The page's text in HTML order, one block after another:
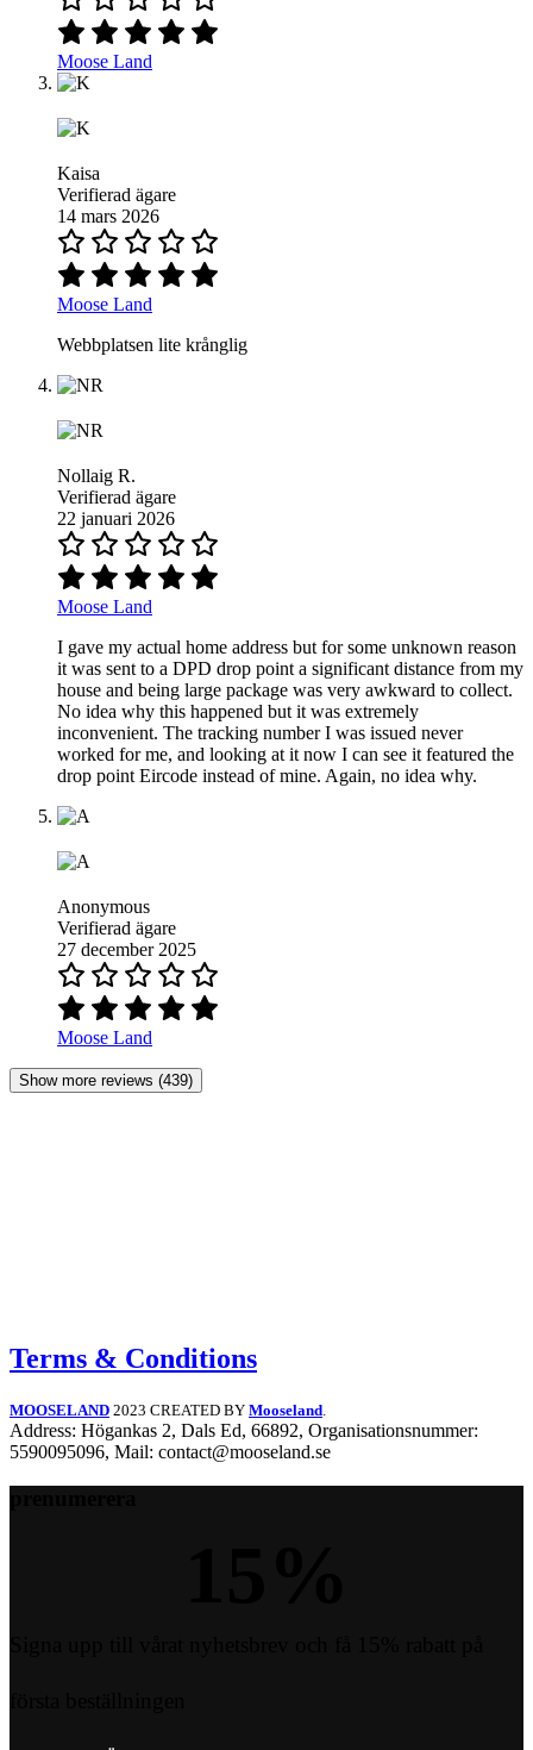
Moose Land
Kaisa
Verifierad ägare
14 mars 2026
Moose Land
Webbplatsen lite krånglig
Nollaig R.
Verifierad ägare
22 januari 2026
Moose Land
I gave my actual home address but for some unknown reason
it was sent to a DPD drop point a significant distance from my
house and being large package was very awkward to collect.
No idea why this happened but it was extremely
inconvenient. The tracking number I was issued never
worked for me, and looking at it now I can see it featured the
drop point Eircode instead of mine. Again, no idea why.
Anonymous
Verifierad ägare
27 december 2025
Moose Land
Show more reviews (439)
Terms & Conditions
MOOSELAND 2023 CREATED BY Mooseland.
Address: Högankas 2, Dals Ed, 66892, Organisationsnummer:
5590095096, Mail: contact@mooseland.se